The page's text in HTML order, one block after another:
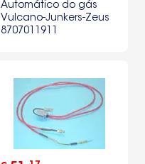
Automático do gás
Vulcano-Junkers-Zeus
8707011911